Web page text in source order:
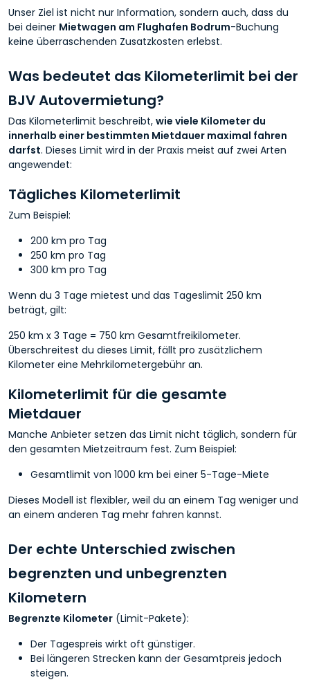
Unser Ziel ist nicht nur Information, sondern auch, dass du
bei deiner Mietwagen am Flughafen Bodrum-Buchung
keine überraschenden Zusatzkosten erlebst.
Was bedeutet das Kilometerlimit bei der
BJV Autovermietung?
Das Kilometerlimit beschreibt, wie viele Kilometer du
innerhalb einer bestimmten Mietdauer maximal fahren
darfst. Dieses Limit wird in der Praxis meist auf zwei Arten
angewendet:
Tägliches Kilometerlimit
Zum Beispiel:
200 km pro Tag
250 km pro Tag
300 km pro Tag
Wenn du 3 Tage mietest und das Tageslimit 250 km
beträgt, gilt:
250 km x 3 Tage = 750 km Gesamtfreikilometer.
Überschreitest du dieses Limit, fällt pro zusätzlichem
Kilometer eine Mehrkilometergebühr an.
Kilometerlimit für die gesamte
Mietdauer
Manche Anbieter setzen das Limit nicht täglich, sondern für
den gesamten Mietzeitraum fest. Zum Beispiel:
Gesamtlimit von 1000 km bei einer 5-Tage-Miete
Dieses Modell ist flexibler, weil du an einem Tag weniger und
an einem anderen Tag mehr fahren kannst.
Der echte Unterschied zwischen
begrenzten und unbegrenzten
Kilometern
Begrenzte Kilometer (Limit-Pakete):
Der Tagespreis wirkt oft günstiger.
Bei längeren Strecken kann der Gesamtpreis jedoch
steigen.